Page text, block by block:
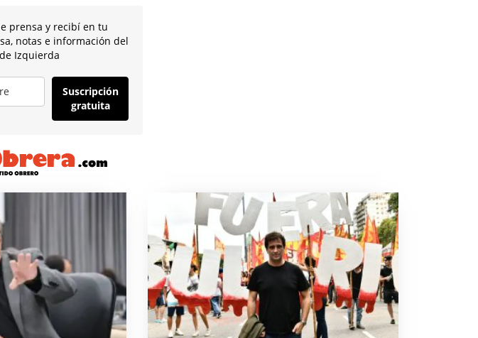
prensa y recibí en tu
notas e información del
Izquierda
Suscripción
gratuita